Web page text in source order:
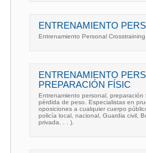
ENTRENAMIENTO
Entrenamiento Personal
ENTRENAMIENTO
PREPARACIÓN FÍSIC
Entrenamiento personal,
pérdida de peso. Especialistas en
oposiciones a cualquier cuerpo
policía local, nacional, Guardia civil,
privada. . . ).